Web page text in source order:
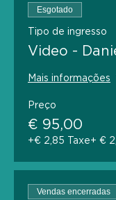
Esgotado
Tipo de ingresso
Video -
Mais informações
Preço
€ 95,00
+€ 2,85 Taxe+ €
Vendas encerradas